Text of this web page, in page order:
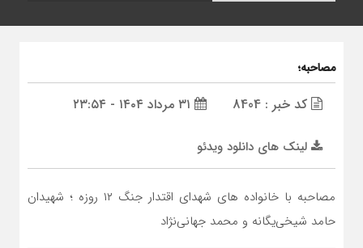
مصاحبه؛
کد خبر : 8404
لینک های دانلود ویدئو
مصاحبه با خانواده های شهدای اقتدار جنگ ۱۲ روزه ؛ شهیدان
حامد شیخی‌یگانه و محمد جهانی‌نژاد